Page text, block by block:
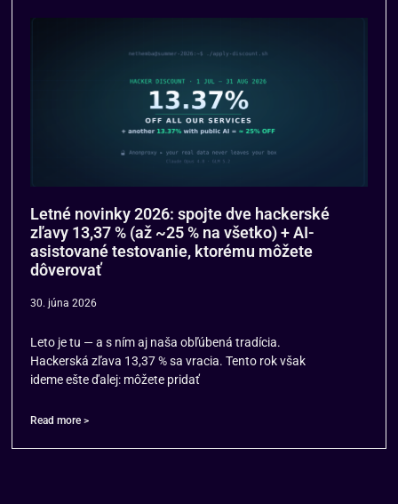
Letné novinky 2026: spojte dve hackerské
zľavy 13,37 % (až ~25 % na všetko) + AI-
asistované testovanie, ktorému môžete
dôverovať
30. júna 2026
Leto je tu — a s ním aj naša obľúbená tradícia.
Hackerská zľava 13,37 % sa vracia. Tento rok však
ideme ešte ďalej: môžete pridať
Read more >